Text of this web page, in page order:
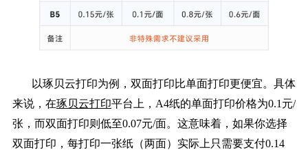
以琢贝云打印为例，双面打印比单面打印更便宜。具体
来说，在琢贝云打印平台上，A4纸的单面打印价格为0.1元/
张，而双面打印则低至0.07元/面。这意味着，如果你选择
双面打印，每打印一张纸（两面）实际上只需要支付0.14